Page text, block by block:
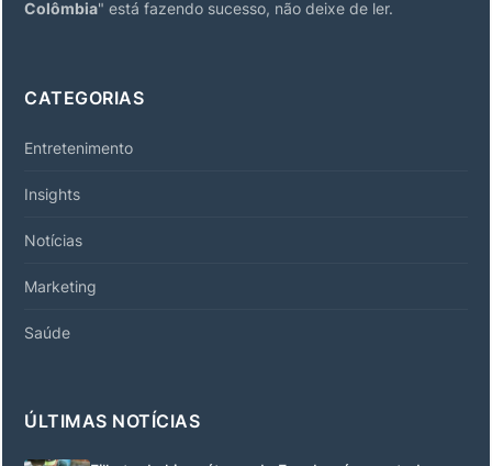
Colômbia" está fazendo sucesso, não deixe de ler.
CATEGORIAS
Entretenimento
Insights
Notícias
Marketing
Saúde
ÚLTIMAS NOTÍCIAS